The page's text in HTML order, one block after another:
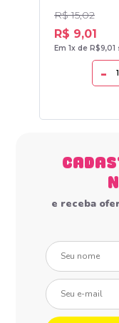
R$ 15,02
R$ 9,01
Em 1x de
-
e receba
Seu nome
Seu e-mail